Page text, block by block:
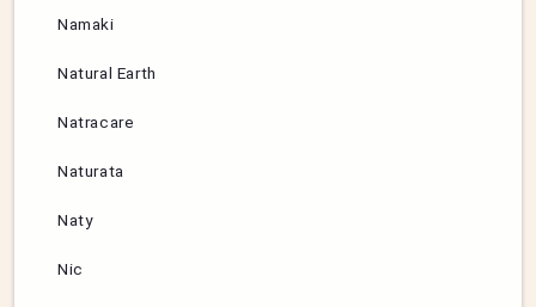
Namaki
Natural Earth
Natracare
Naturata
Naty
Nic